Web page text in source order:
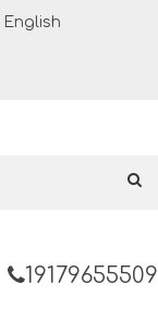
English
19179655509